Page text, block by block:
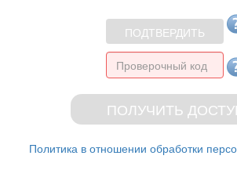
Политика в отношении обработки